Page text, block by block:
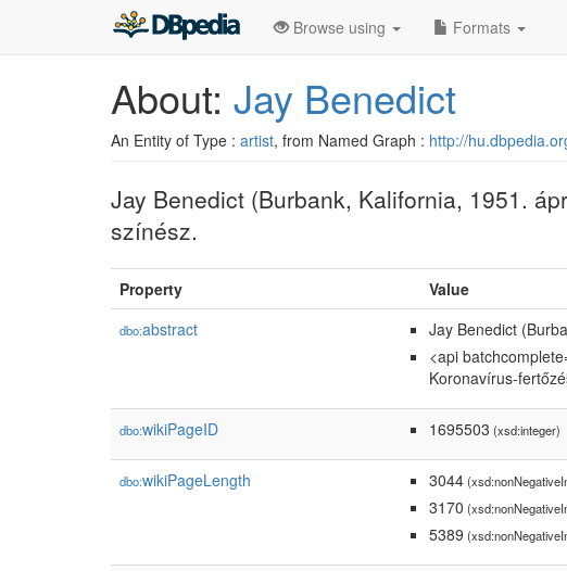
Browse using Formats
About: Jay Benedict
An Entity of Type : artist, from Named Graph : http://
Jay Benedict (Burbank, Kalifornia, 1951.
színész.
Property Value
dbo:abstract Jay Benedict
<api
Koronavírus-
dbo:wikiPageID 1695503 (xsd:integer)
dbo:wikiPageLength 3044
3170
5389